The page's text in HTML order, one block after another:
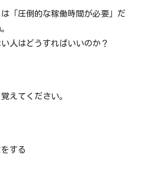
「圧倒的な稼働時間が必要」だ
人はどうすればいいのか？
えてください。
する